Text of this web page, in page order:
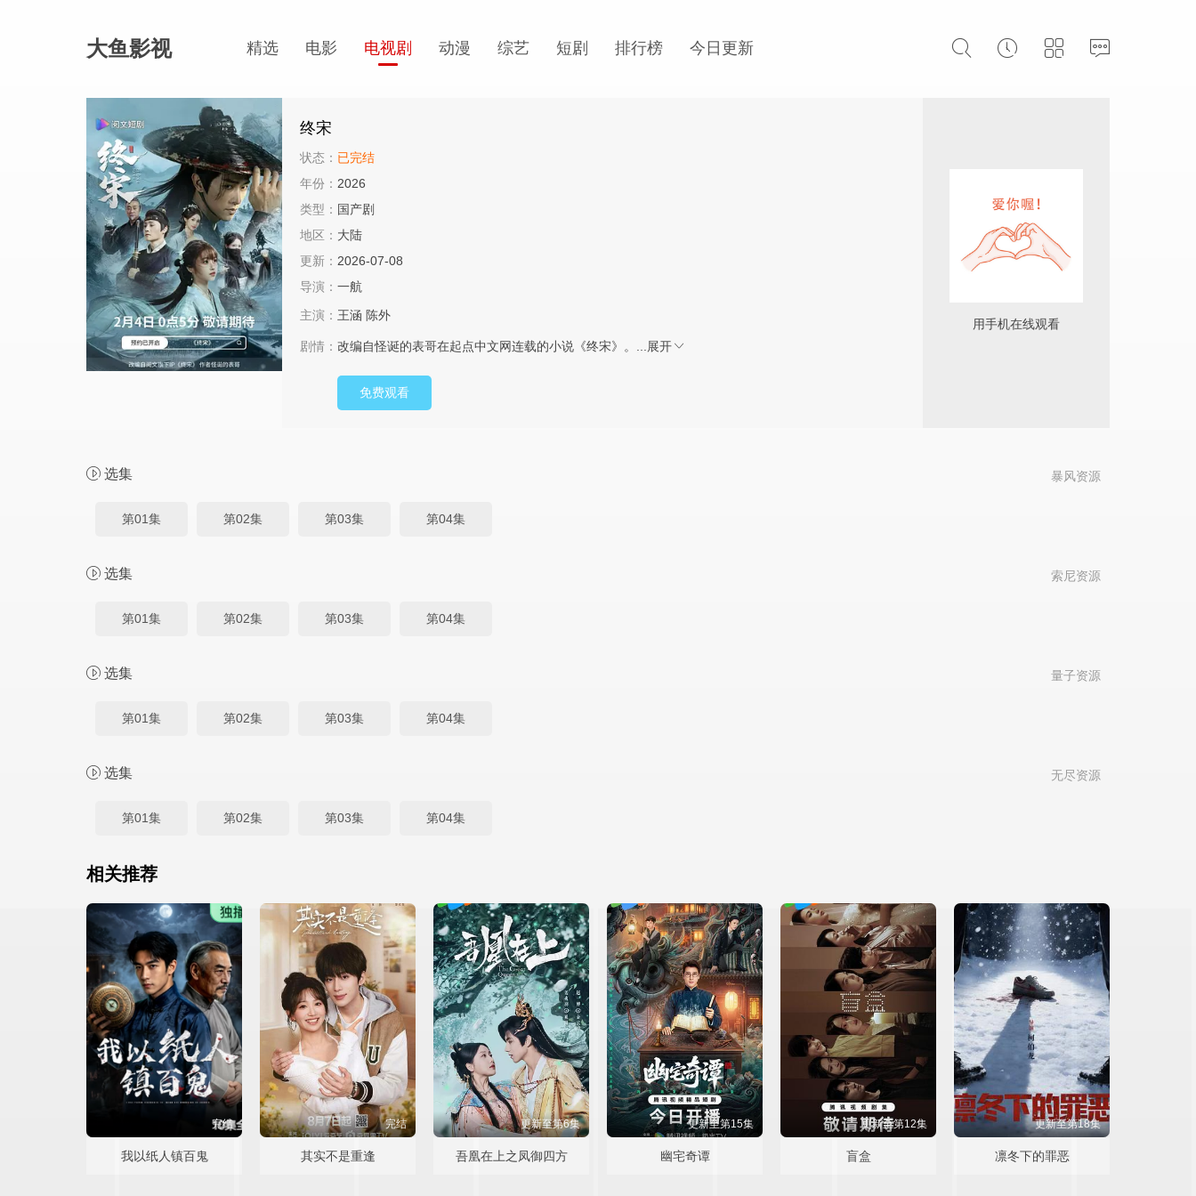
大鱼影视 精选 电影 电视剧 动漫 综艺 短剧 排行榜 今日更新
终宋
状态： 已完结
年份： 2026
类型： 国产剧
地区： 大陆
更新： 2026-07-08
导演： 一航
主演： 王涵 陈外
剧情： 改编自怪诞的表哥在起点中文网连载的小说《终宋》。... 展开
免费观看
用手机在线观看
暴风资源
选集
第01集 第02集 第03集 第04集
索尼资源
选集
第01集 第02集 第03集 第04集
量子资源
选集
第01集 第02集 第03集 第04集
无尽资源
选集
第01集 第02集 第03集 第04集
相关推荐
完结
我以纸人镇百鬼
完结
其实不是重逢
更新至第6集
吾凰在上之凤御四方
更新至第15集
幽宅奇谭
更新至第12集
盲盒
更新至第18集
凛冬下的罪恶